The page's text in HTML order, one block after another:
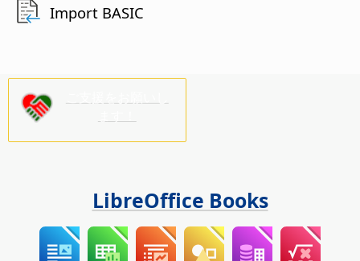
Import BASIC
LibreOffice Books